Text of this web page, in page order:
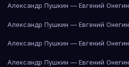
Александр Пушкин — Евгений Онегин
Александр Пушкин — Евгений Онегин
Александр Пушкин — Евгений Онегин
Александр Пушкин — Евгений Онегин